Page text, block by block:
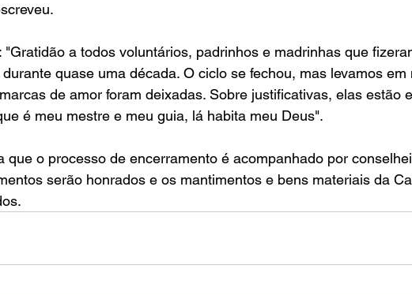
"Gratidão a todos voluntários, padrinhos e madrinhas que
quase uma década. O ciclo se fechou, mas levamos em
de amor foram deixadas. Sobre justificativas, elas estão
é meu mestre e meu guia, lá habita meu Deus".
que o processo de encerramento é acompanhado por
serão honrados e os mantimentos e bens materiais da